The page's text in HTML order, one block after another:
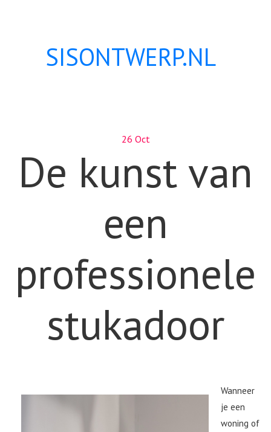
SISONTWERP.NL
26 Oct
De kunst van
een
professionele
stukadoor
Wanneer
je een
woning of